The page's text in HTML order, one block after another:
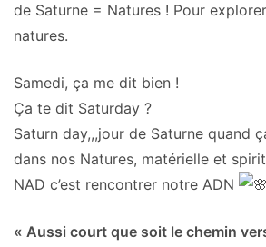
de Saturne = Natures ! Pour
natures.
Samedi, ça me dit bien !
Ça te dit Saturday ?
Saturn day,,,jour de Saturne quand
dans nos Natures, matérielle et
NAD c’est rencontrer notre ADN
« Aussi court que soit le chemin